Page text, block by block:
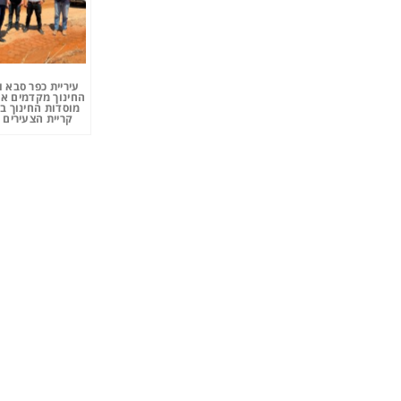
עיריית כפר
החינוך מקדמים
מוסדות החינוך
קריית